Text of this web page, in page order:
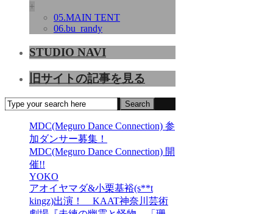
+
05.MAIN TENT
06.bu_randy
STUDIO NAVI
旧サイトの記事を見る
MDC(Meguro Dance Connection) 参
加ダンサー募集！
MDC(Meguro Dance Connection) 開
催!!
YOKO
アオイヤマダ&小栗基裕(s**t
kingz)出演！ KAAT神奈川芸術